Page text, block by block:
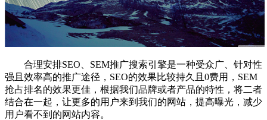
合理安排SEO SEM推广搜索引擎是一种受众广、针对性
强且效率高的推广途径， SEO的效果比较持久且 0费用， SEM
抢占排名的效果更佳，根据我们品牌或者产品的特性，将二者
结合在一起，让更多的用户来到我们的网站，提高曝光，减少
用户看不到的网站内容。